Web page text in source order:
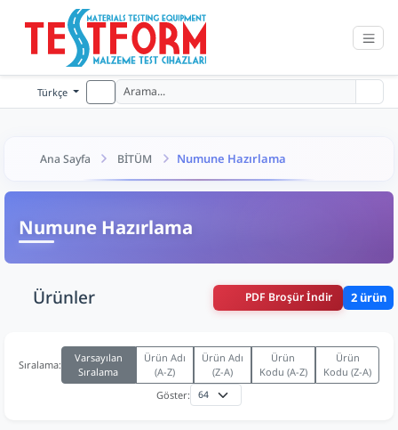
Türkçe
Ana Sayfa BİTÜM Numune Hazırlama
Numune Hazırlama
Ürünler PDF Broşür İndir 2 ürün
Sıralama:
Varsayılan
Sıralama
Ürün Adı
(A-Z)
Ürün Adı
(Z-A)
Ürün
Kodu (A-Z)
Ürün
Kodu (Z-A)
Göster: